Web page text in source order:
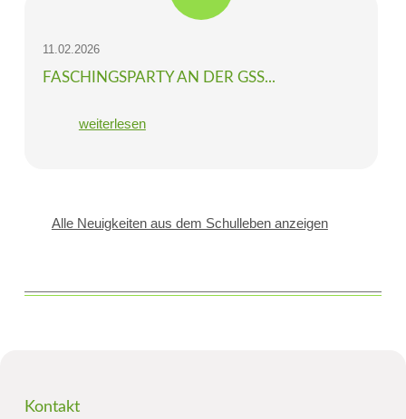
11.02.2026
FASCHINGSPARTY AN DER GSS...
weiterlesen
Alle Neuigkeiten aus dem Schulleben anzeigen
Kontakt